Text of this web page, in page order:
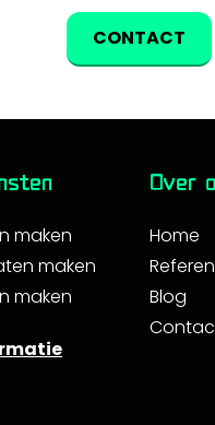
maken
maken
maken
Over
Home
Blog
CONTACT